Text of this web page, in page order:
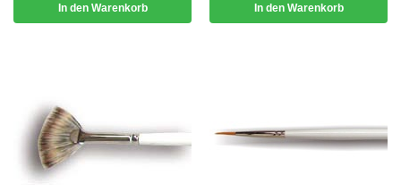
In den Warenkorb In den Warenkorb